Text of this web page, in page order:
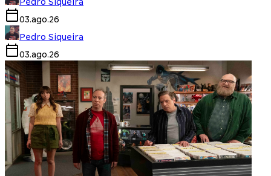
03.ago.26
Pedro Siqueira
03.ago.26